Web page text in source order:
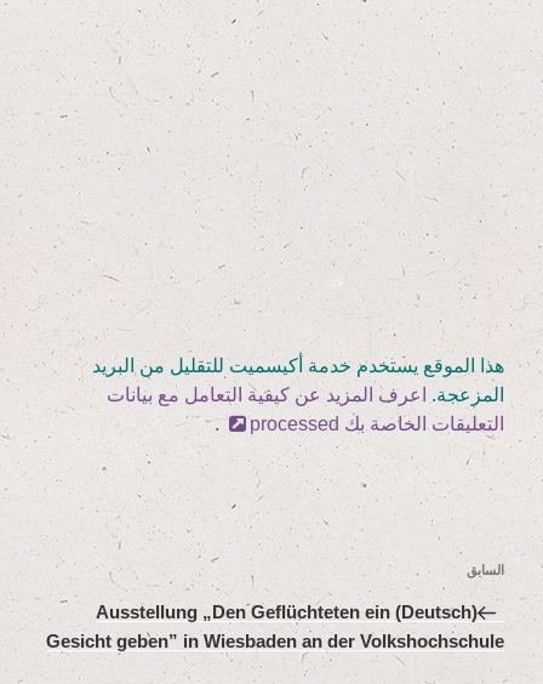
هذا الموقع يستخدم خدمة أكيسميت للتقليل من البريد
المزعجة. اعرف المزيد عن كيفية التعامل مع بيانات
التعليقات الخاصة بك processed
.
تصفّح
المقالات
المقالة
السابقة
السابق
(Deutsch) Aus­stel­lung
„Den Geflüch­te­ten ein
Gesicht geben” in Wies­ba­den an der Volkshochschule